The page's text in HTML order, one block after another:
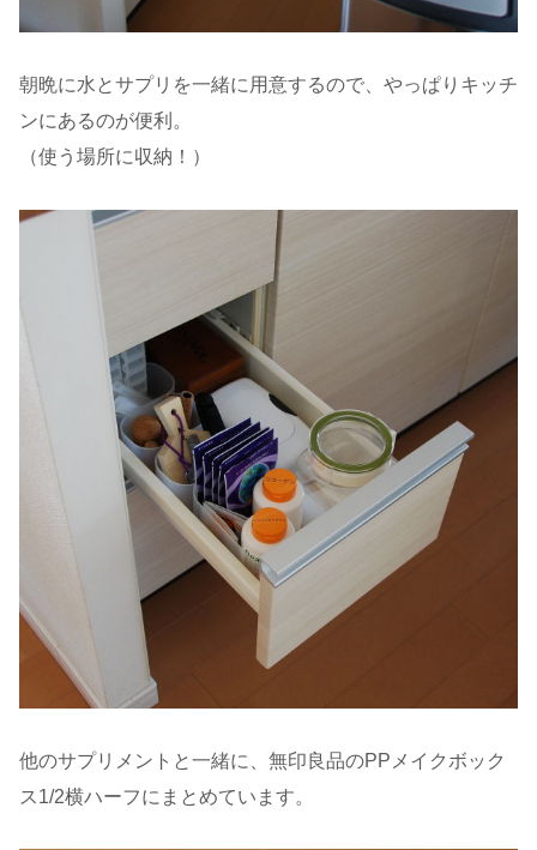
朝晩に水とサプリを一緒に用意するので、やっぱりキッチ
ンにあるのが便利。
（使う場所に収納！）
他のサプリメントと一緒に、無印良品のPPメイクボック
ス1/2横ハーフにまとめています。